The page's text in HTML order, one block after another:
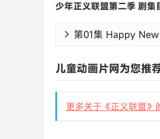
少年正义联盟第二季 剧集
第01集 Happy New
儿童动画片网为您推
更多关于《正义联盟》